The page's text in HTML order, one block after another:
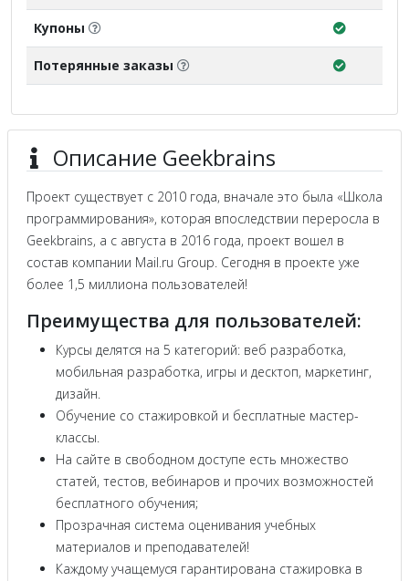
Купоны
Потерянные заказы
Описание Geekbrains
Проект существует с 2010 года, вначале это была «Школа
программирования», которая впоследствии переросла в
Geekbrains, а с августа в 2016 года, проект вошел в
состав компании Mail.ru Group. Сегодня в проекте уже
более 1,5 миллиона пользователей!
Преимущества для пользователей:
Курсы делятся на 5 категорий: веб разработка,
мобильная разработка, игры и десктоп, маркетинг,
дизайн.
Обучение со стажировкой и бесплатные мастер-
классы.
На сайте в свободном доступе есть множество
статей, тестов, вебинаров и прочих возможностей
бесплатного обучения;
Прозрачная система оценивания учебных
материалов и преподавателей!
Каждому учащемуся гарантирована стажировка в